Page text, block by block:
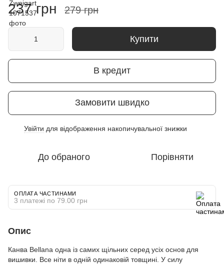
237 грн 279 грн
Купити
В кредит
Замовити швидко
Увійти для відображення накопичувальної знижки
До обраного Порівняти
ОПЛАТА ЧАСТИНАМИ
3 платежі по 79.00 грн
Опис
Канва Bellana одна із самих щільних серед усіх основ для
вишивки. Все ніти в одній одинаковій товщині. У силу